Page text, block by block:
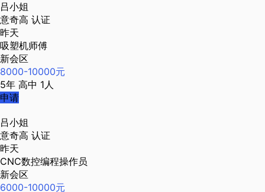
吕小姐
意奇高 认证
昨天
吸塑机师傅
新会区
8000-10000元
5年 高中 1人
申请
吕小姐
意奇高 认证
昨天
CNC数控编程操作员
新会区
6000-10000元